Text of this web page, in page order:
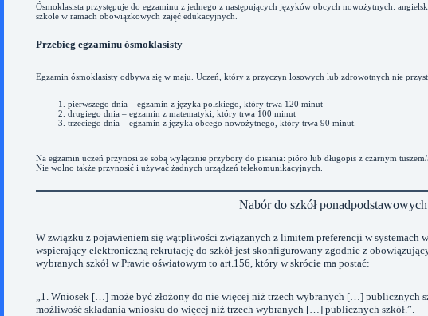
Ósmoklasista przystępuje do egzaminu z jednego z następujących języków obcych nowożytnych:
szkole w ramach obowiązkowych zajęć edukacyjnych.
Przebieg egzaminu ósmoklasisty
Egzamin ósmoklasisty odbywa się w maju. Uczeń, który z przyczyn losowych lub zdrowotnych nie
pierwszego dnia – egzamin z języka polskiego, który trwa 120 minut
drugiego dnia – egzamin z matematyki, który trwa 100 minut
trzeciego dnia – egzamin z języka obcego nowożytnego, który trwa 90 minut.
Na egzamin uczeń przynosi ze sobą wyłącznie przybory do pisania: pióro lub długopis ‎z czarnym
Nie wolno także przynosić ‎i używać żadnych urządzeń telekomunikacyjnych.‎
Nabór do szkół ponadpodstawowych
W związku z pojawieniem się wątpliwości związanych z limitem preferencji w systemach
wspierający elektroniczną rekrutację do szkół jest skonfigurowany zgodnie z
wybranych szkół w Prawie oświatowym to art.156, który w skrócie ma postać:
„1. Wniosek […] może być złożony do nie więcej niż trzech wybranych […] publicznych
możliwość składania wniosku do więcej niż trzech wybranych […] publicznych szkół.”.